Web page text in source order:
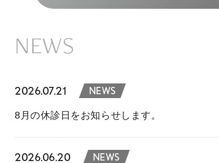
NEWS
2026.07.21 NEWS
8月の休診日をお知らせします。
2026.06.20 NEWS